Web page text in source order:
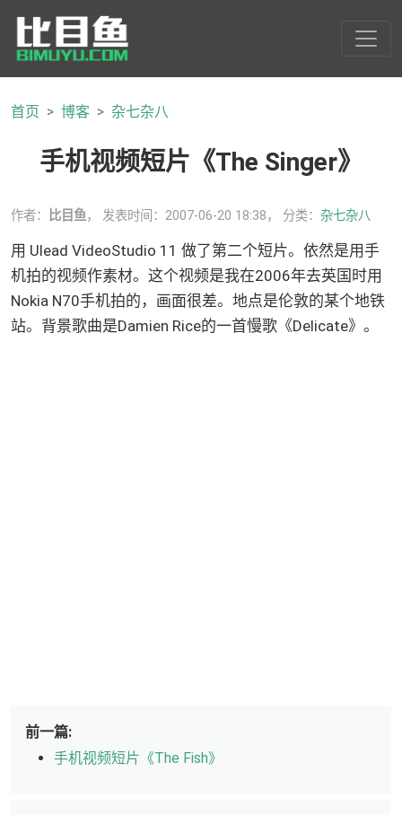
首页 博客 杂七杂八
手机视频短片《The Singer》
作者： 比目鱼， 发表时间：2007-06-20 18:38， 分类： 杂七杂八
用 Ulead VideoStudio 11 做了第二个短片。依然是用手
机拍的视频作素材。这个视频是我在2006年去英国时用
Nokia N70手机拍的，画面很差。地点是伦敦的某个地铁
站。背景歌曲是Damien Rice的一首慢歌《Delicate》。
前一篇:
手机视频短片《The Fish》